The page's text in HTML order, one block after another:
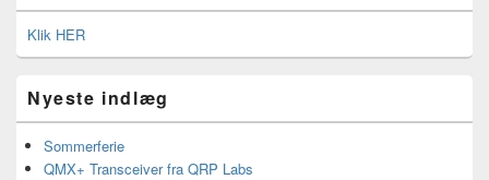
Klik HER
Nyeste indlæg
Sommerferie
QMX+ Transceiver fra QRP Labs